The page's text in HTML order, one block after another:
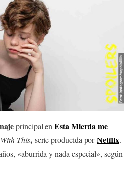
principal en Esta Mierda me
This, serie producida porNetflix.
«aburrida y nada especial», según